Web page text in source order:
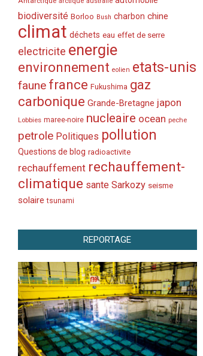
biodiversité Borloo Bush charbon chine
climat déchets eau effet de serre
electricite energie
environnement eolien etats-unis
faune france Fukushima gaz
carbonique Grande-Bretagne japon
Lobbies maree-noire nucleaire ocean peche
petrole Politiques pollution
Questions de blog radioactivite
rechauffement rechauffement-
climatique sante Sarkozy seisme
solaire tsunami
REPORTAGE